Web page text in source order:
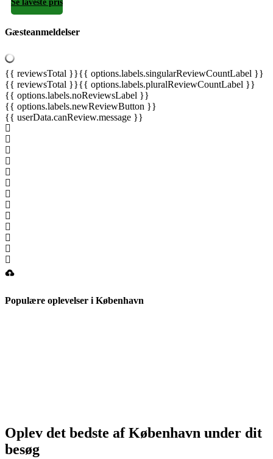
Se laveste pris
Gæsteanmeldelser
{{ reviewsTotal }}{{ options.labels.singularReviewCountLabel }}
{{ reviewsTotal }}{{ options.labels.pluralReviewCountLabel }}
{{ options.labels.noReviewsLabel }}
{{ options.labels.newReviewButton }}
{{ userData.canReview.message }}
Populære oplevelser i København
Oplev det bedste af København under dit
besøg